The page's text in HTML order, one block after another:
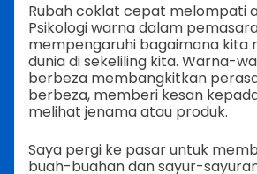
Rubah coklat cepat melompati
Psikologi warna dalam
mempengaruhi bagaimana kita
dunia di sekeliling kita. Warna-
berbeza membangkitkan
berbeza, memberi kesan
melihat jenama atau produk.
Saya pergi ke pasar untuk
buah-buahan dan sayur-